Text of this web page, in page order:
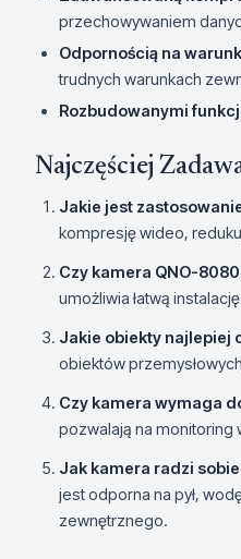
przechowywaniem
Odpornością na
trudnych warunkach
Rozbudowanymi
Najczęściej
Jakie jest
kompresję wideo,
Czy kamera QNO-
umożliwia łatwą
Jakie obiekty najlepiej
obiektów
Czy kamera wymaga
pozwalają na monitoring
Jak kamera radzi
jest odporna na pył,
zewnętrznego.